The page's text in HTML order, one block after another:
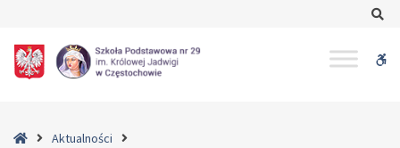
talent
tworzymy
HomeAktualności